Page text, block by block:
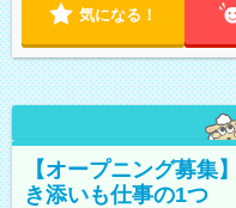
気になる！
【オープニング募集
き添いも仕事の1つ